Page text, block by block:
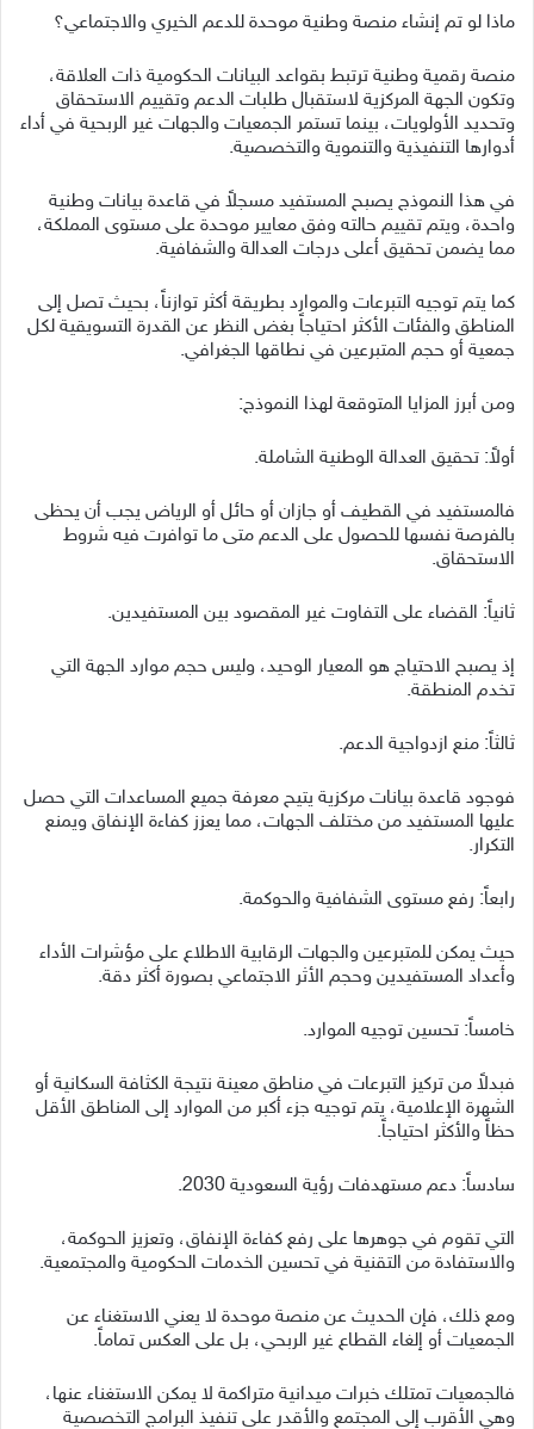
ماذا لو تم إنشاء منصة وطنية موحدة للدعم الخيري والاجتماعي؟
منصة رقمية وطنية ترتبط بقواعد البيانات الحكومية ذات العلاقة،
وتكون الجهة المركزية لاستقبال طلبات الدعم وتقييم الاستحقاق
وتحديد الأولويات، بينما تستمر الجمعيات والجهات غير الربحية في أداء
أدوارها التنفيذية والتنموية والتخصصية.
في هذا النموذج يصبح المستفيد مسجلاً في قاعدة بيانات وطنية
واحدة، ويتم تقييم حالته وفق معايير موحدة على مستوى المملكة،
مما يضمن تحقيق أعلى درجات العدالة والشفافية.
كما يتم توجيه التبرعات والموارد بطريقة أكثر توازناً، بحيث تصل إلى
المناطق والفئات الأكثر احتياجاً بغض النظر عن القدرة التسويقية لكل
جمعية أو حجم المتبرعين في نطاقها الجغرافي.
ومن أبرز المزايا المتوقعة لهذا النموذج:
أولاً: تحقيق العدالة الوطنية الشاملة.
فالمستفيد في القطيف أو جازان أو حائل أو الرياض يجب أن يحظى
بالفرصة نفسها للحصول على الدعم متى ما توافرت فيه شروط
الاستحقاق.
ثانياً: القضاء على التفاوت غير المقصود بين المستفيدين.
إذ يصبح الاحتياج هو المعيار الوحيد، وليس حجم موارد الجهة التي
تخدم المنطقة.
ثالثاً: منع ازدواجية الدعم.
فوجود قاعدة بيانات مركزية يتيح معرفة جميع المساعدات التي حصل
عليها المستفيد من مختلف الجهات، مما يعزز كفاءة الإنفاق ويمنع
التكرار.
رابعاً: رفع مستوى الشفافية والحوكمة.
حيث يمكن للمتبرعين والجهات الرقابية الاطلاع على مؤشرات الأداء
وأعداد المستفيدين وحجم الأثر الاجتماعي بصورة أكثر دقة.
خامساً: تحسين توجيه الموارد.
فبدلاً من تركيز التبرعات في مناطق معينة نتيجة الكثافة السكانية أو
الشهرة الإعلامية، يتم توجيه جزء أكبر من الموارد إلى المناطق الأقل
حظاً والأكثر احتياجاً.
سادساً: دعم مستهدفات رؤية السعودية 2030.
التي تقوم في جوهرها على رفع كفاءة الإنفاق، وتعزيز الحوكمة،
والاستفادة من التقنية في تحسين الخدمات الحكومية والمجتمعية.
ومع ذلك، فإن الحديث عن منصة موحدة لا يعني الاستغناء عن
الجمعيات أو إلغاء القطاع غير الربحي، بل على العكس تماماً.
فالجمعيات تمتلك خبرات ميدانية متراكمة لا يمكن الاستغناء عنها،
وهي الأقرب إلى المجتمع والأقدر على تنفيذ البرامج التخصصية